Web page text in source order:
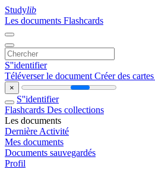
Studylib
Les documents Flashcards
S''identifier
Téléverser le document Créer des
×
S''identifier
Flashcards Des collections
Les documents
Dernière Activité
Mes documents
Documents sauvegardés
Profil